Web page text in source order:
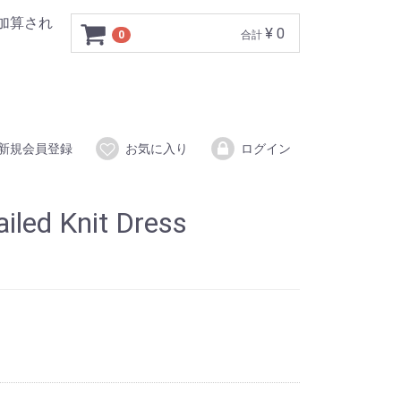
算され
0 合計 ¥ 0
規会員登録 お気に入り ログイン
Knit Dress